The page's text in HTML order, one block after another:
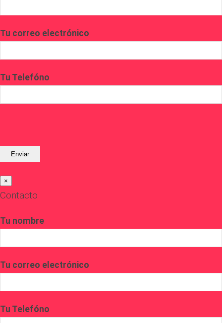
Tu correo electrónico
Tu Telefóno
×
Contacto
Tu nombre
Tu correo electrónico
Tu Telefóno